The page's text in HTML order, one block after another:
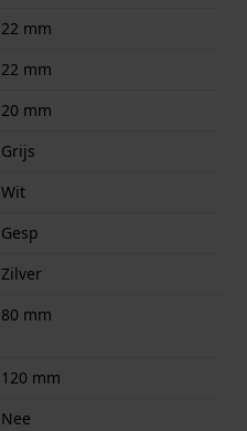
22 mm
22 mm
20 mm
Grijs
Wit
Gesp
Zilver
80 mm
120 mm
Nee